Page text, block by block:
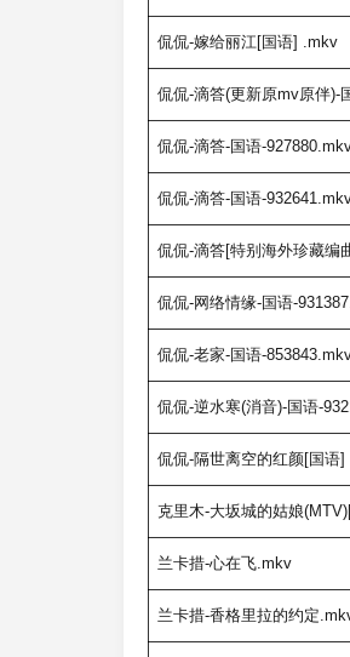
侃侃-嫁给丽江[国语] .mkv
侃侃-滴答(更新原mv原伴)-
侃侃-滴答-国语-
侃侃-滴答-国语-
侃侃-滴答[特别海外珍藏编
侃侃-网络情缘-国语-
侃侃-老家-国语-
侃侃-逆水寒(消音)-国语-
侃侃-隔世离空的红颜[国语]
克里木-大坂城的姑娘
兰卡措-心在飞.mkv
兰卡措-香格里拉的约定